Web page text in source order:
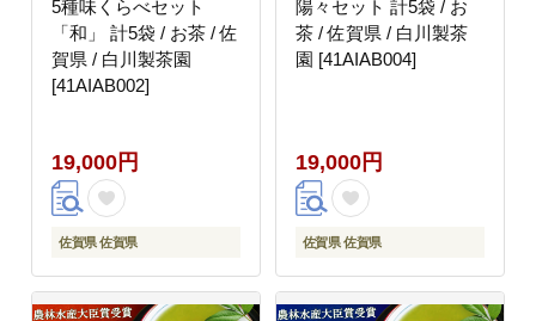
5種味くらべセット
「和」 計5袋 / お茶 / 佐
賀県 / 白川製茶園
[41AIAB002]
19,000円
佐賀県 佐賀県
陽々セット 計5袋 / お
茶 / 佐賀県 / 白川製茶
園 [41AIAB004]
19,000円
佐賀県 佐賀県